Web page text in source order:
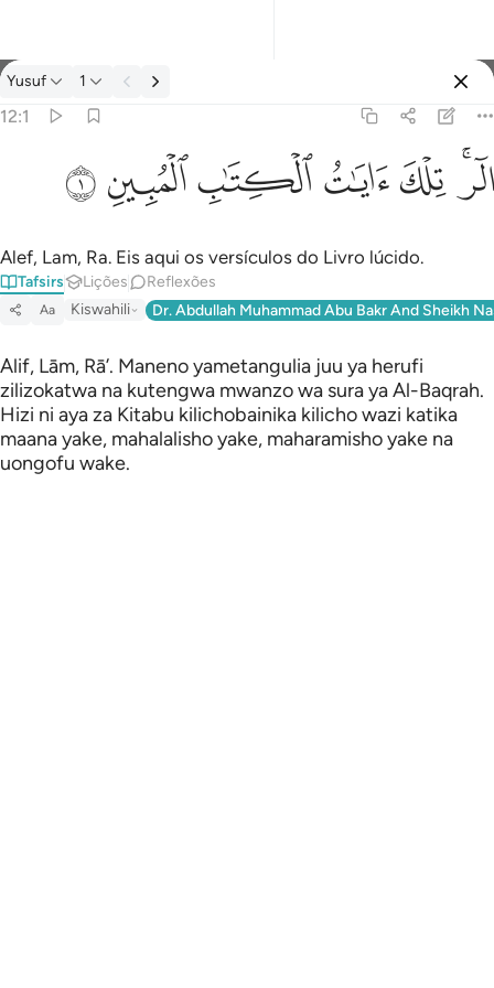
Tafsir: Yusuf 12:1
Yusuf 1
12:1
الر تلك ايات الكتاب المبين ١
الٓر ۚ تِلْكَ ءَايَـٰتُ ٱلْكِتَـٰبِ ٱلْمُبِينِ ١
ﲒﲓﲔﲕﲖﲗﲘ
Alef, Lam, Ra. Eis aqui os versículos do Livro lúcido.
Tafsirs Lições Reflexões
Aa Kiswahili Dr. Abdullah Muhammad Abu Bakr And Sheikh
Alif, Lām, Rā’. Maneno yametangulia juu ya herufi
zilizokatwa na kutengwa mwanzo wa sura ya Al-Baqrah.
Hizi ni aya za Kitabu kilichobainika kilicho wazi katika
maana yake, mahalalisho yake, maharamisho yake na
uongofu wake.